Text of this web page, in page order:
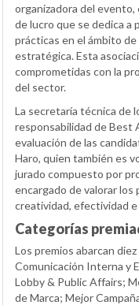
organizadora del
de lucro que se dedica a
prácticas en el ámbito
estratégica. Esta
comprometidas con la
del sector.
La secretaría técnica de
responsabilidad de Best
evaluación de las
Haro, quien también es
jurado compuesto por
encargado de valorar
creatividad, efectividad
Categorías
Los premios abarcan
Comunicación Interna y
Lobby & Public Affairs;
de Marca; Mejor